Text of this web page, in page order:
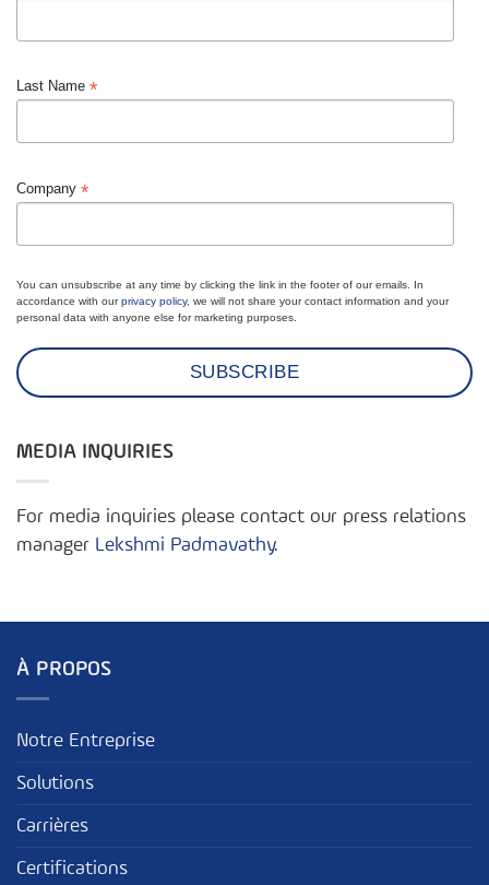
Last Name *
Company *
You can unsubscribe at any time by clicking the link in the footer of our emails. In
accordance with ourprivacy policy, we will not share your contact information and your
personal data with anyone else for marketing purposes.
MEDIA INQUIRIES
For media inquiries please contact our press relations
manager Lekshmi Padmavathy.
À PROPOS
Notre Entreprise
Solutions
Carrières
Certifications